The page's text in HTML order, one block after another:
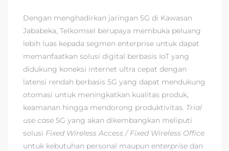
Dengan menghadirkan jaringan 5G di Kawasan
Jababeka, Telkomsel berupaya membuka peluang
lebih luas kepada segmen enterprise untuk dapat
memanfaatkan solusi digital berbasis IoT yang
didukung koneksi internet ultra cepat dengan
latensi rendah berbasis 5G yang dapat mendukung
otomasi untuk meningkatkan kualitas produk,
keamanan hingga mendorong produktivitas. Trial
use case 5G yang akan dikembangkan meliputi
solusi Fixed Wireless Access / Fixed Wireless Office
untuk kebutuhan personal maupun enterprise dan